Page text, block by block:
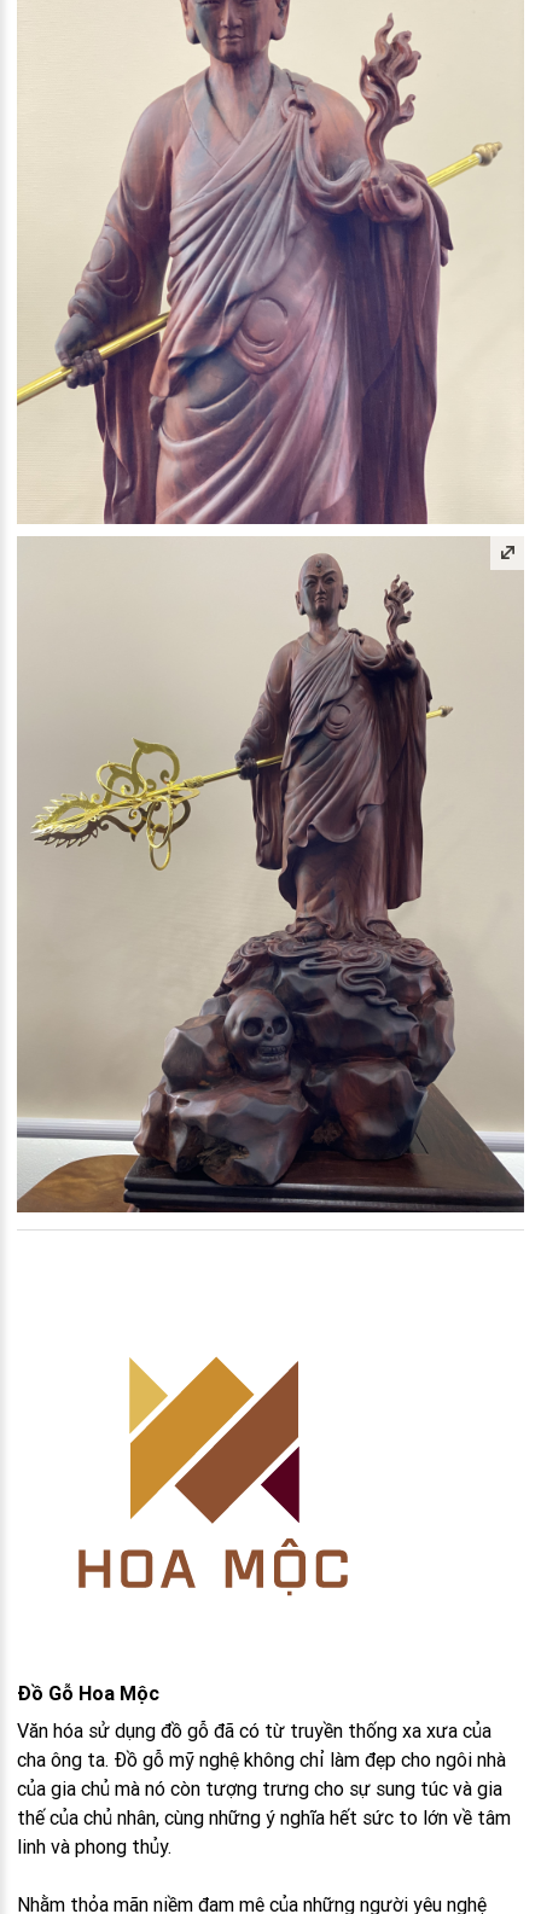
Đồ Gỗ Hoa Mộc
Văn hóa sử dụng đồ gỗ đã có từ truyền thống xa xưa của
cha ông ta. Đồ gỗ mỹ nghệ không chỉ làm đẹp cho ngôi nhà
của gia chủ mà nó còn tượng trưng cho sự sung túc và gia
thế của chủ nhân, cùng những ý nghĩa hết sức to lớn về tâm
linh và phong thủy.
Nhằm thỏa mãn niềm đam mê của những người yêu nghệ